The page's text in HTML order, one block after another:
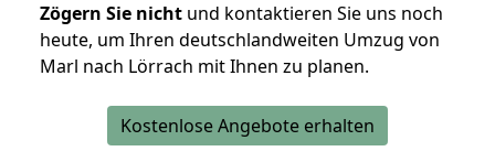
Zögern Sie nicht und kontaktieren Sie uns noch
heute, um Ihren deutschlandweiten Umzug von
Marl nach Lörrach mit Ihnen zu planen.
Kostenlose Angebote erhalten